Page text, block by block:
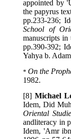
appointed
the
pp.233-
School of
pp.390-
Yahya b.
* On the
1982.
[8]
Idem, Did
Oriental
andliteracy
Idem,